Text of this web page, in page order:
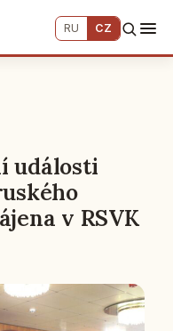
RU CZ
události
v RSVK